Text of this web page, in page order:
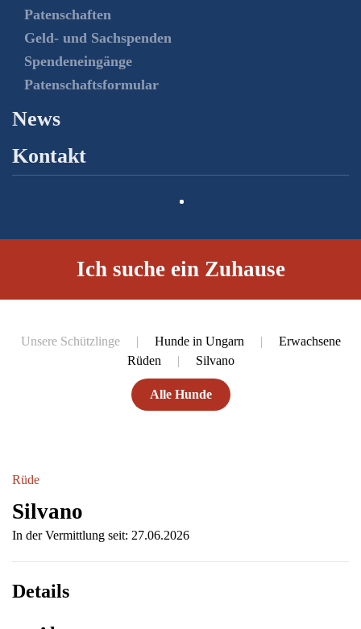
Patenschaften
Geld- und Sachspenden
Spendeneingänge
Patenschaftsformular
News
Kontakt
Ich suche ein Zuhause
Unsere Schützlinge Hunde in Ungarn
Erwachsene
Rüden
Silvano
Alle Hunde
Rüde
Silvano
In der Vermittlung seit: 27.06.2026
Details